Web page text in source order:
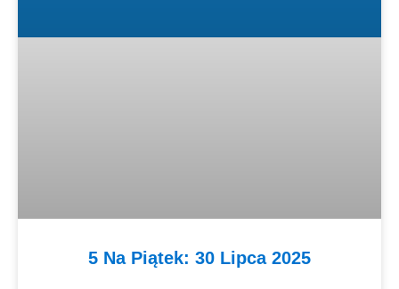
5 Na Piątek: 30 Lipca 2025